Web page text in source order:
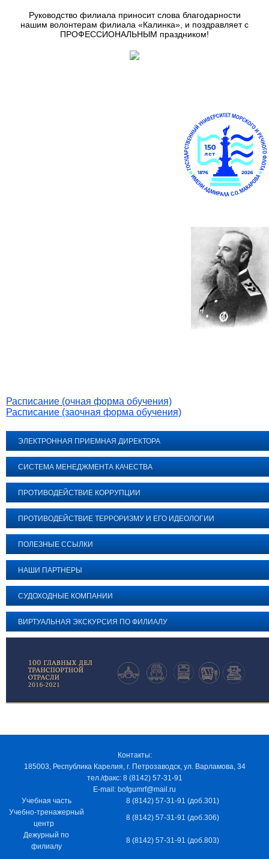
Руководство филиала приносит слова благодарности
нашим волонтерам филиала «Калинка», и поздравляет с
ПРОФЕССИОНАЛЬНЫМ праздником!
Расписание (очная форма обучения)
Расписание (заочная форма обучения)
ЭЛЕКТРОННАЯ ПРИЕМНАЯ ДИРЕКТОРА
СИСТЕМА МЕНЕДЖМЕНТА КАЧЕСТВА
ПРОТИВОДЕЙСТВИЕ КОРРУПЦИИ
ПРОТИВОДЕЙСТВИЕ ТЕРРОРИЗМУ И ЕГО ИДЕОЛОГИИ
ПОЛЕЗНЫЕ ССЫЛКИ
НАШИ ПАРТНЕРЫ
СУДОХОДНЫЕ КОМПАНИИ
ВИРТУАЛЬНАЯ ЭКСКУРСИЯ ПО ФИЛИАЛУ
Контакты:
185003, Республика Карелия, г. Петрозаводск, ул. Варламова, 34
тел./факс: 8 (8142) 57-31-91
E-mail: bofgumrf@mail.ru
Учебная часть
8 (8142) 57-31-91 (доб.301)
Учебно-тренажерный
центр
8 (8142) 57-31-91 (доб.306)
Дежурный по
филиалу
8 (8142) 57-31-91 (доб.803)